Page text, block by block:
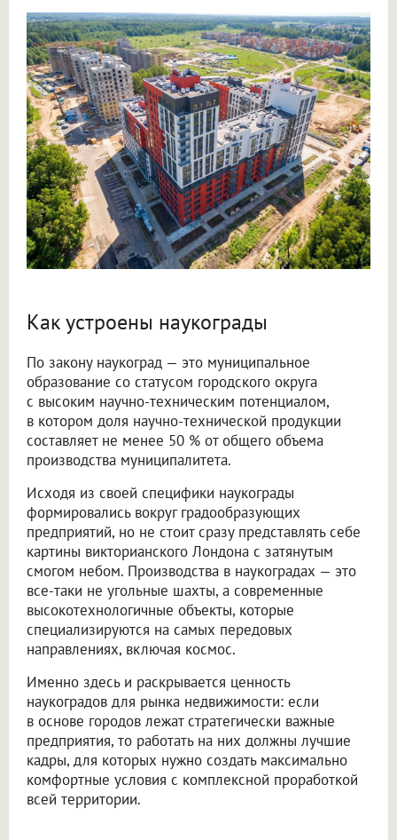
Как устроены наукограды
По закону наукоград — это муниципальное
образование со статусом городского округа
с высоким научно-техническим потенциалом,
в котором доля научно-технической продукции
составляет не менее 50 % от общего объема
производства муниципалитета.
Исходя из своей специфики наукограды
формировались вокруг градообразующих
предприятий, но не стоит сразу представлять себе
картины викторианского Лондона с затянутым
смогом небом. Производства в наукоградах — это
все-таки не угольные шахты, а современные
высокотехнологичные объекты, которые
специализируются на самых передовых
направлениях, включая космос.
Именно здесь и раскрывается ценность
наукоградов для рынка недвижимости: если
в основе городов лежат стратегически важные
предприятия, то работать на них должны лучшие
кадры, для которых нужно создать максимально
комфортные условия с комплексной проработкой
всей территории.